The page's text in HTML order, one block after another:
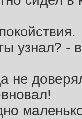
узнал? -
не